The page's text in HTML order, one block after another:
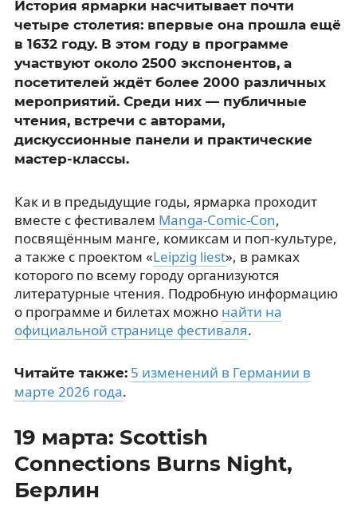
История ярмарки насчитывает почти
четыре столетия: впервые она прошла ещё
в 1632 году. В этом году в программе
участвуют около 2500 экспонентов, а
посетителей ждёт более 2000 различных
мероприятий. Среди них — публичные
чтения, встречи с авторами,
дискуссионные панели и практические
мастер-классы.
Как и в предыдущие годы, ярмарка проходит
вместе с фестивалем Manga-Comic-Con,
посвящённым манге, комиксам и поп-культуре,
а также с проектом «Leipzig liest», в рамках
которого по всему городу организуются
литературные чтения. Подробную информацию
о программе и билетах можно найти на
официальной странице фестиваля.
Читайте также: 5 изменений в Германии в
марте 2026 года.
19 марта: Scottish
Connections Burns Night,
Берлин